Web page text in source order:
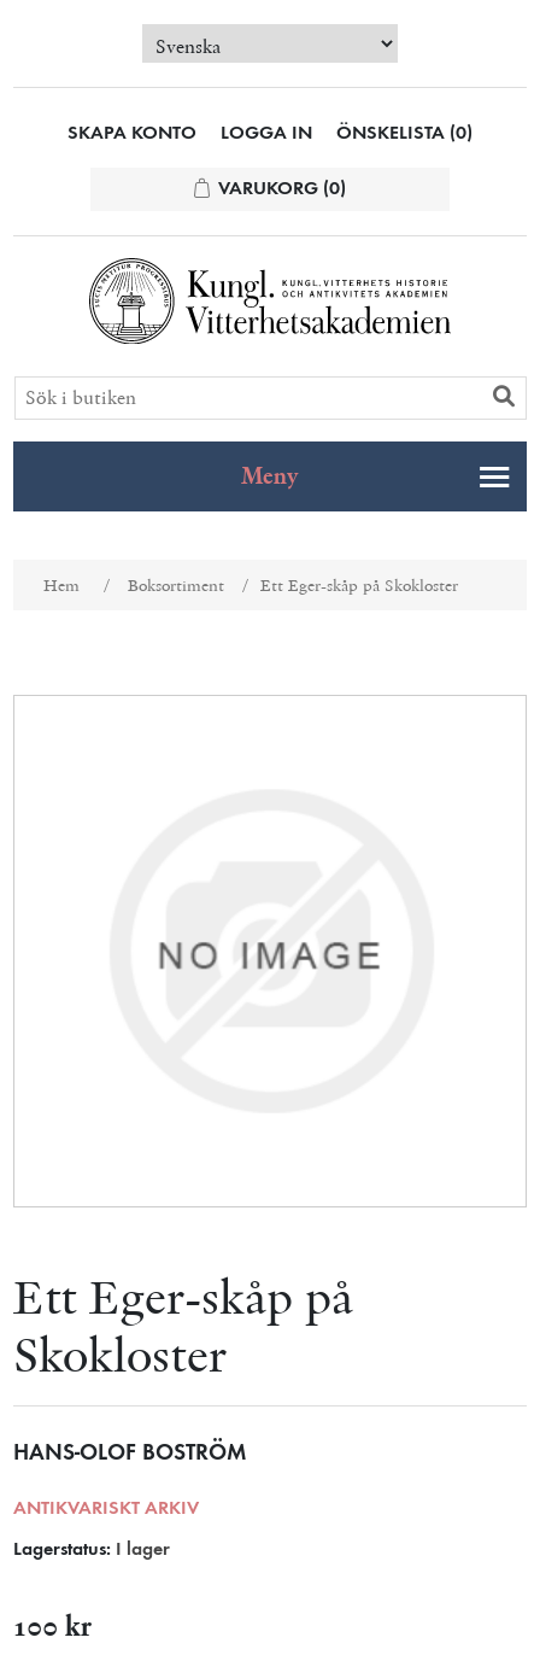
SKAPA KONTO LOGGA IN ÖNSKELISTA (0)
VARUKORG (0)
Meny
Hem / Boksortiment / Ett Eger-skåp på Skokloster
Ett Eger-skåp på
Skokloster
HANS-OLOF BOSTRÖM
ANTIKVARISKT ARKIV
Lagerstatus: I lager
100 kr